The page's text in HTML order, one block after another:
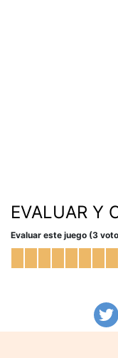
EVALUAR Y
Evaluar este juego (3